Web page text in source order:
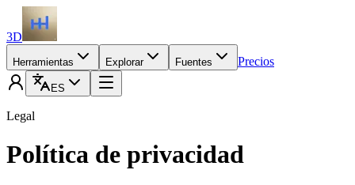
3D
Herramientas Explorar Fuentes Precios
ES
Legal
Política de privacidad